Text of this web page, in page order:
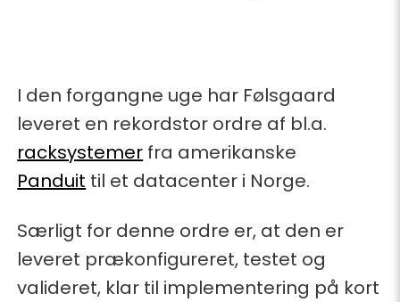
I den forgangne uge har Følsgaard
leveret en rekordstor ordre af bl.a.
racksystemer fra amerikanske
Panduit til et datacenter i Norge.
Særligt for denne ordre er, at den er
leveret prækonfigureret, testet og
valideret, klar til implementering på kort